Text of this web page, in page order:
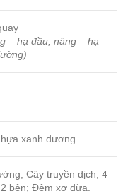
– hạ đầu, nâng – hạ
xanh dương
Cây truyền dịch; 4
bên; Đệm xơ dừa.